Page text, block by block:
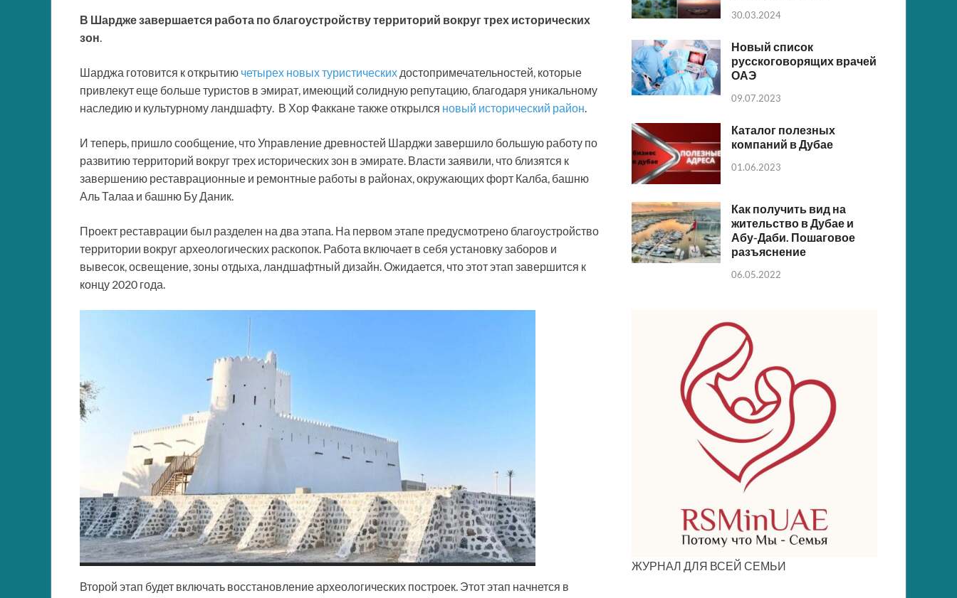
В Шардже завершается работа по благоустройству территорий вокруг трех исторических
зон.
Шарджа готовится к открытию четырех новых туристических достопримечательностей, которые
привлекут еще больше туристов в эмират, имеющий солидную репутацию, благодаря уникальному
наследию и культурному ландшафту. В Хор Факкане также открылся новый исторический район.
И теперь, пришло сообщение, что Управление древностей Шарджи завершило большую работу по
развитию территорий вокруг трех исторических зон в эмирате. Власти заявили, что близятся к
завершению реставрационные и ремонтные работы в районах, окружающих форт Калба, башню
Аль Талаа и башню Бу Даник.
Проект реставрации был разделен на два этапа. На первом этапе предусмотрено благоустройство
территории вокруг археологических раскопок. Работа включает в себя установку заборов и
вывесок, освещение, зоны отдыха, ландшафтный дизайн. Ожидается, что этот этап завершится к
концу 2020 года.
Второй этап будет включать восстановление археологических построек. Этот этап начнется в
30.03.2024
Новый список
русскоговорящих врачей
ОАЭ
09.07.2023
Каталог полезных
компаний в Дубае
01.06.2023
Как получить вид на
жительство в Дубае и
Абу-Даби. Пошаговое
разъяснение
06.05.2022
ЖУРНАЛ ДЛЯ ВСЕЙ СЕМЬИ